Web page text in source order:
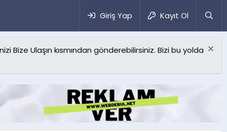
Giriş Yap Kayıt Ol
Ulaşın kısmından gönderebilirsiniz. Bizi bu yolda